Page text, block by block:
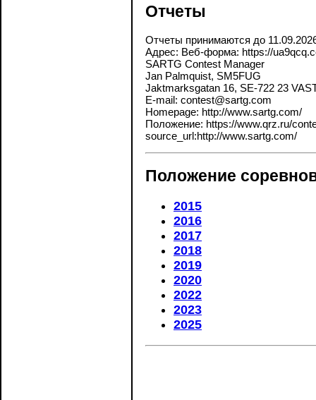
Отчеты
Отчеты принимаются до
Адрес: Веб-форма: https://
SARTG Contest Manager
Jan Palmquist, SM5FUG
Jaktmarksgatan 16, SE-722 23
E-mail: contest@sartg.com
Homepage: http://www.sartg.com/
Положение: https://www.qrz.ru/
source_url:http://www.sartg.com/
Положение
2015
2016
2017
2018
2019
2020
2022
2023
2025